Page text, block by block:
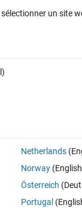
un site
Netherlands
Norway
Österreich
Portugal